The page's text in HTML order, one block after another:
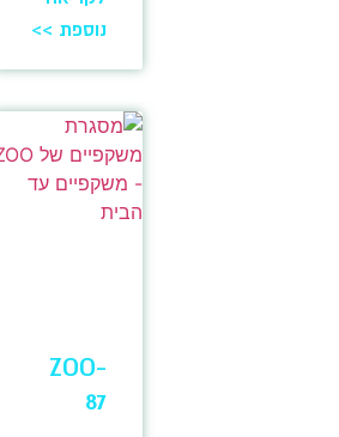
נוספת >>
ZOO-
87